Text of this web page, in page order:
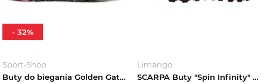
Sport-Shop
Buty do biegania Golden Gate 2 ATR Wm's Scarpa Pomarańczowy
- 32%
Limango
SCARPA Buty "Spin Infinity" w kolorze czarnym do biegania rozmiar: 42